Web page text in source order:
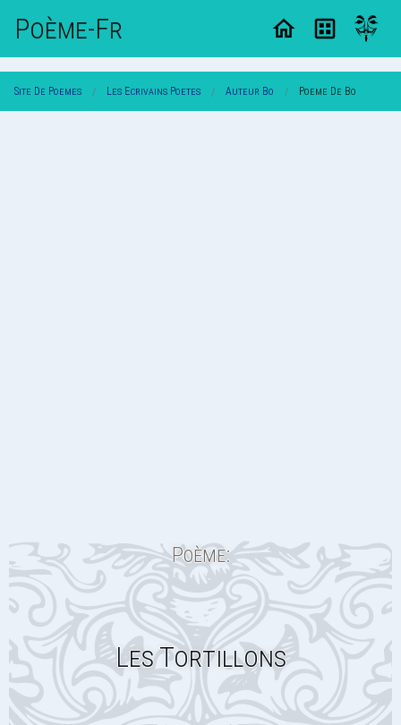
Poème-Fr
Site De Poemes Les Ecrivains Poetes Auteur Bo Poeme De Bo
Poème:
Les Tortillons